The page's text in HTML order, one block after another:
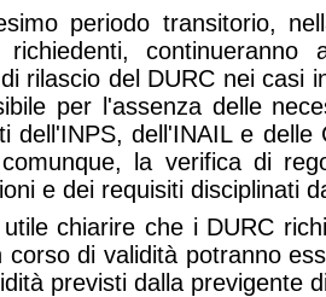
periodo transitorio,
continueranno
rilascio del DURC nei casi
per l'assenza delle
dell'INPS, dell'INAIL e
la verifica di
e dei requisiti disciplinati
chiarire che i DURC
di validità potranno
previsti dalla previgente